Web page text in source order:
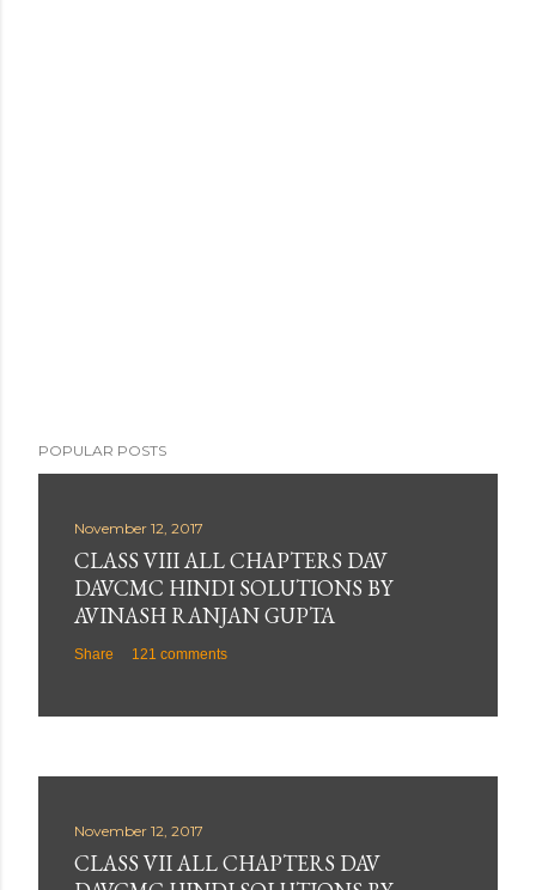
POPULAR POSTS
November 12, 2017
CLASS VIII ALL CHAPTERS DAV
DAVCMC HINDI SOLUTIONS BY
AVINASH RANJAN GUPTA
Share 121 comments
November 12, 2017
CLASS VII ALL CHAPTERS DAV